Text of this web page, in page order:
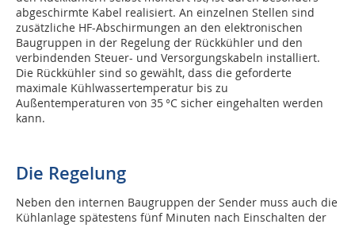
abgeschirmte Kabel realisiert. An einzelnen Stellen sind
zusätzliche HF-Abschirmungen an den elektronischen
Baugruppen in der Regelung der Rückkühler und den
verbindenden Steuer- und Versorgungskabeln installiert.
Die Rückkühler sind so gewählt, dass die geforderte
maximale Kühlwassertemperatur bis zu
Außentemperaturen von 35 °C sicher eingehalten werden
kann.
Die Regelung
Neben den internen Baugruppen der Sender muss auch die
Kühlanlage spätestens fünf Minuten nach Einschalten der